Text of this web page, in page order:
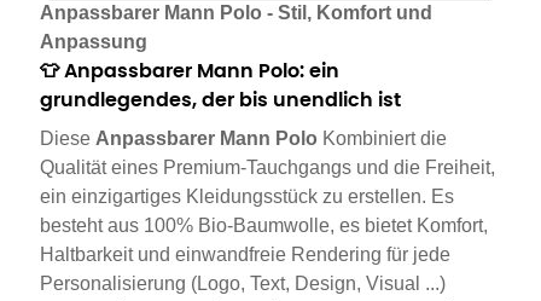
Anpassbarer Mann Polo - Stil, Komfort und
Anpassung
👕 Anpassbarer Mann Polo: ein
grundlegendes, der bis unendlich ist
Diese Anpassbarer Mann Polo Kombiniert die
Qualität eines Premium-Tauchgangs und die Freiheit,
ein einzigartiges Kleidungsstück zu erstellen. Es
besteht aus 100% Bio-Baumwolle, es bietet Komfort,
Haltbarkeit und einwandfreie Rendering für jede
Personalisierung (Logo, Text, Design, Visual ...)